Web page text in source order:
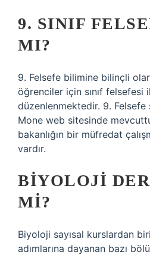
9. SINIF
MI?
9. Felsefe bilimine bilinçli
öğrenciler için sınıf felsefesi
düzenlenmektedir. 9. Felsefe
Mone web sitesinde
bakanlığın bir müfredat
vardır.
BIYOLOJI
MI?
Biyoloji sayısal kurslardan
adımlarına dayanan bazı